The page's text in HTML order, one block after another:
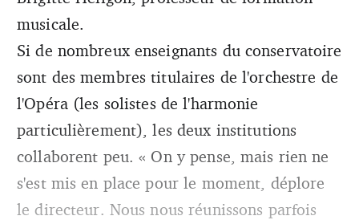
musicale.
Si de nombreux enseignants du conservatoire
sont des membres titulaires de l'orchestre de
l'Opéra (les solistes de l'harmonie
particulièrement), les deux institutions
collaborent peu. « On y pense, mais rien ne
s'est mis en place pour le moment, déplore
le directeur. Nous nous réunissons parfois